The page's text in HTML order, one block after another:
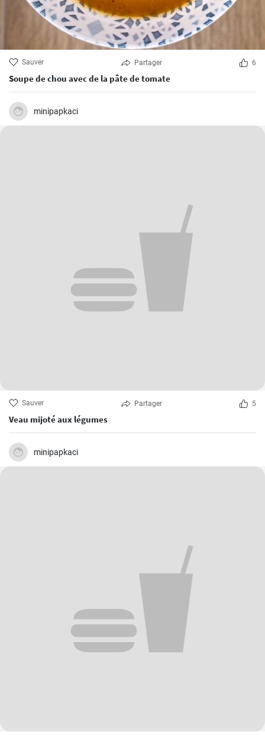
Sauver Partager 6
Soupe de chou avec de la pâte de tomate
minipapkaci
Sauver Partager 5
Veau mijoté aux légumes
minipapkaci